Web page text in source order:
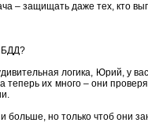
– защищать даже тех, кто
логика, Юрий, у
теперь их много – они
больше, но только чтоб они